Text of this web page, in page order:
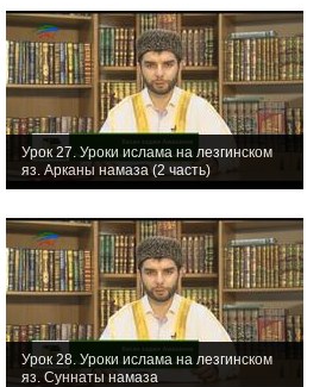
Урок 27. Уроки ислама на лезгинском
яз. Арканы намаза (2 часть)
Урок 28. Уроки ислама на лезгинском
яз. Суннаты намаза